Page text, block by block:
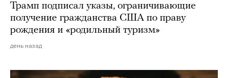
Трамп подписал указы, ограничивающие
получение гражданства США по праву
рождения и «родильный туризм»
день назад